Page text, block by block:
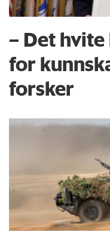
– Det
for
forsker